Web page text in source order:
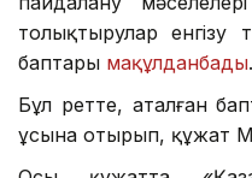
толықтырулар енгізу
баптары мақұлданбады.
Бұл ретте, аталған
ұсына отырып, құжат